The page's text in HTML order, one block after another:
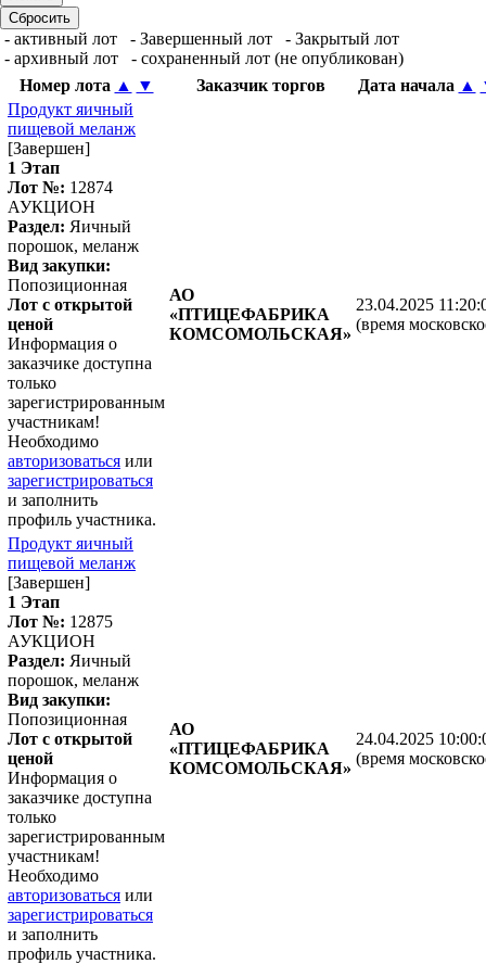
- активный лот - Завершенный лот
- Закрытый лот
- архивный лот
- сохраненный лот (не опубликован)
Номер лота ▲ ▼ Заказчик торгов Дата начала ▲
Продукт яичный
пищевой меланж
[Завершен]
1 Этап
Лот №: 12874
АУКЦИОН
Раздел: Яичный
порошок, меланж
Вид закупки:
Попозиционная
Лот с открытой
ценой
Информация о
заказчике доступна
только
зарегистрированным
участникам!
Необходимо
авторизоваться или
зарегистрироваться
и заполнить
профиль участника.
АО
«ПТИЦЕФАБРИКА
КОМСОМОЛЬСКАЯ»
23.04.2025
(время
Продукт яичный
пищевой меланж
[Завершен]
1 Этап
Лот №: 12875
АУКЦИОН
Раздел: Яичный
порошок, меланж
Вид закупки:
Попозиционная
Лот с открытой
ценой
Информация о
заказчике доступна
только
зарегистрированным
участникам!
Необходимо
авторизоваться или
зарегистрироваться
и заполнить
профиль участника.
АО
«ПТИЦЕФАБРИКА
КОМСОМОЛЬСКАЯ»
24.04.2025
(время